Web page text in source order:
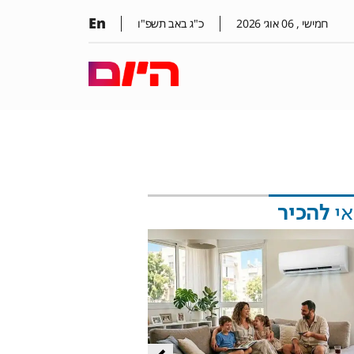
חמישי , 06אוג׳ 2026 כ"ג באב תשפ"ו En
להכיר